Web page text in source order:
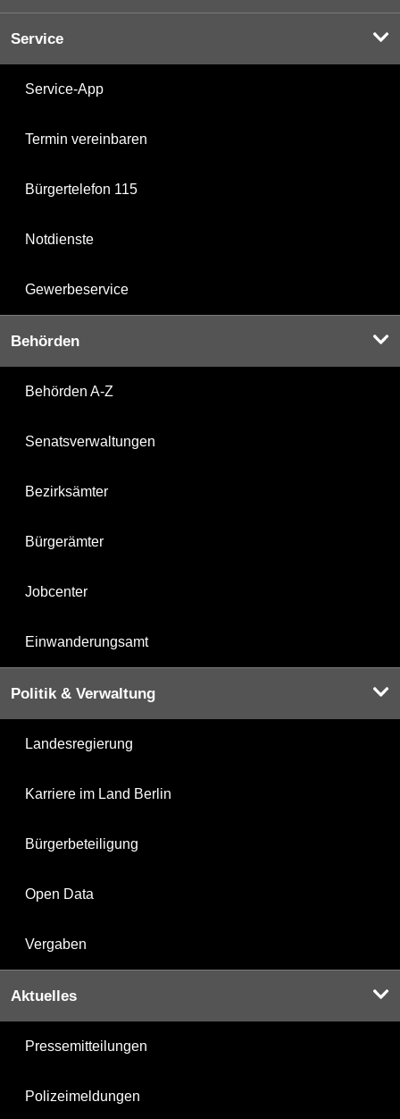
Service
Service-App
Termin vereinbaren
Bürgertelefon 115
Notdienste
Gewerbeservice
Behörden
Behörden A-Z
Senatsverwaltungen
Bezirksämter
Bürgerämter
Jobcenter
Einwanderungsamt
Politik & Verwaltung
Landesregierung
Karriere im Land Berlin
Bürgerbeteiligung
Open Data
Vergaben
Aktuelles
Pressemitteilungen
Polizeimeldungen